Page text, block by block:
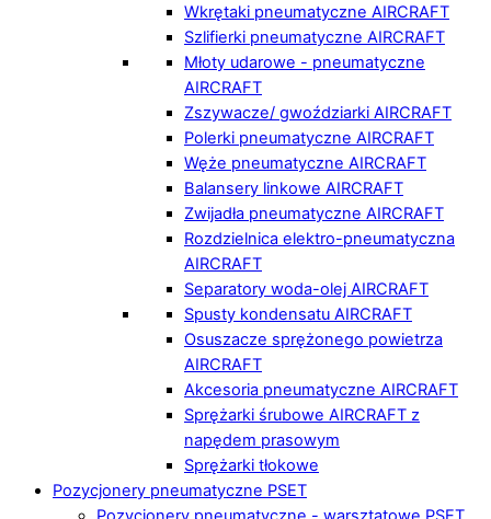
Wkrętaki pneumatyczne AIRCRAFT
Szlifierki pneumatyczne AIRCRAFT
Młoty udarowe - pneumatyczne
AIRCRAFT
Zszywacze/ gwoździarki AIRCRAFT
Polerki pneumatyczne AIRCRAFT
Węże pneumatyczne AIRCRAFT
Balansery linkowe AIRCRAFT
Zwijadła pneumatyczne AIRCRAFT
Rozdzielnica elektro-pneumatyczna
AIRCRAFT
Separatory woda-olej AIRCRAFT
Spusty kondensatu AIRCRAFT
Osuszacze sprężonego powietrza
AIRCRAFT
Akcesoria pneumatyczne AIRCRAFT
Sprężarki śrubowe AIRCRAFT z
napędem prasowym
Sprężarki tłokowe
Pozycjonery pneumatyczne PSET